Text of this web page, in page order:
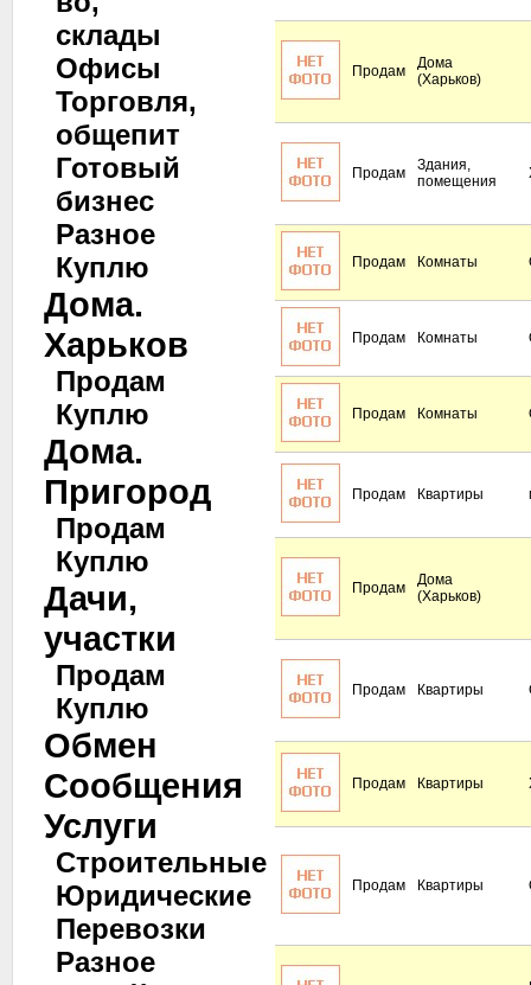
склады
Офисы
Торговля,
общепит
Готовый
бизнес
Разное
Куплю
Дома.
Харьков
Продам
Куплю
Дома.
Пригород
Продам
Куплю
Дачи,
участки
Продам
Куплю
Обмен
Сообщения
Услуги
Строительные
Юридические
Перевозки
Разное
Продам
Дома
(Харьков)
Продам
Здания,
помещения
Продам Комнаты
Продам Комнаты
Продам Комнаты
Продам Квартиры
Продам
Дома
(Харьков)
Продам Квартиры
Продам Квартиры
Продам Квартиры